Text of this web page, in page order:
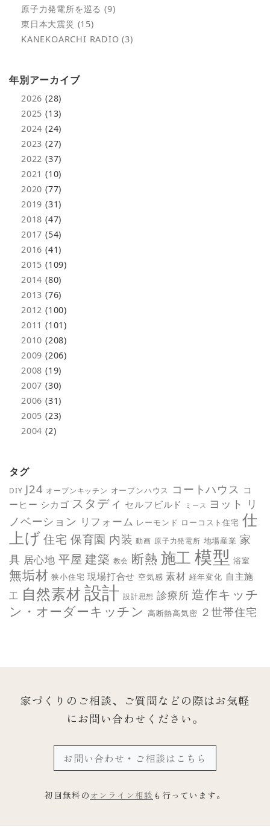
原子力発電所を巡る (9)
東日本大震災 (15)
KANEKOARCHI RADIO (3)
年別アーカイブ
2026 (28)
2025 (13)
2024 (24)
2023 (27)
2022 (37)
2021 (10)
2020 (77)
2019 (31)
2018 (47)
2017 (54)
2016 (41)
2015 (109)
2014 (80)
2013 (76)
2012 (100)
2011 (101)
2010 (208)
2009 (206)
2008 (19)
2007 (30)
2006 (31)
2005 (23)
2004 (2)
タグ
DIY J24 オープンキッチン オープンハウス コートハウス コ
ーヒー シカゴ スタディ セルフビルド ミース ヨット リ
ノベーション リフォーム レーモンド ローコスト住宅 仕
上げ 住宅 保育園 内装 動画 原子力発電所 地場産業 家
具 居心地 平屋 建築 教会 断熱 施工 模型 浴室
無垢材 狭小住宅 現場打合せ 空気感 素材 経年変化 自主施
工 自然素材 設計 設計思想 診療所 造作キッチ
ン・オーダーキッチン 高断熱高気密 ２世帯住宅
家づくりのご相談、ご質問などの際はお気軽
にお問い合わせください。
お問い合わせ・ご相談はこちら
初回無料の オンライン相談 も行っています。